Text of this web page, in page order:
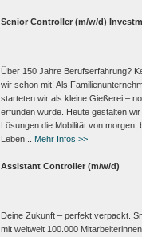
Senior Controller (m/w/d)
Über 150 Jahre Berufserfahrung?
wir schon mit! Als
starteten wir als kleine Gießerei –
erfunden wurde. Heute gestalten
Lösungen die Mobilität von morgen,
Leben...
Mehr Infos >>
Assistant Controller (m/w/d)
Deine Zukunft – perfekt verpackt.
mit weltweit 100.000